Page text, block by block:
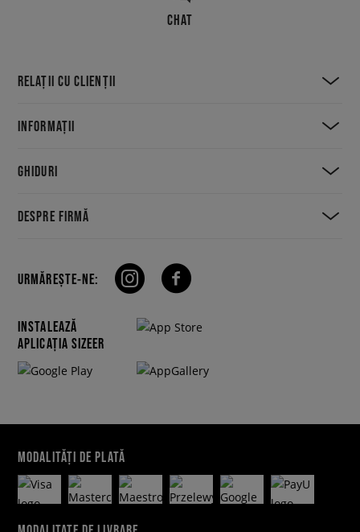
CHAT
RELAȚII CU CLIENȚII
INFORMAȚII
GHIDURI
DESPRE FIRMĂ
URMĂREȘTE-NE:
INSTALEAZĂ
APLICAȚIA SIZEER
MODALITĂȚI DE PLATĂ